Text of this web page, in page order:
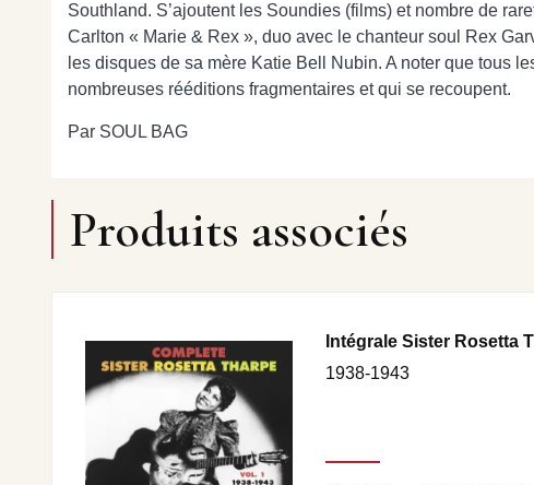
Southland. S’ajoutent les Soundies (films) et nombre de
Carlton « Marie & Rex », duo avec le chanteur soul Rex
les disques de sa mère Katie Bell Nubin. A noter que tous
nombreuses rééditions fragmentaires et qui se recoupent.
Par SOUL BAG
Produits associés
Intégrale Sister Rosetta
1938-1943